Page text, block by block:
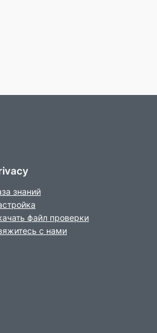
знаний
файл проверки
с нами